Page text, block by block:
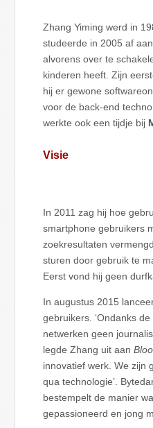
Zhang Yiming werd in
studeerde in 2005 af
alvorens over te
kinderen heeft. Zijn
hij er gewone
voor de back-end
werkte ook een tijdje bij
Visie
In 2011 zag hij hoe
smartphone gebruikers
zoekresultaten
sturen door gebruik te
Eerst vond hij geen
In augustus 2015
gebruikers. ‘Ondanks
netwerken geen
legde Zhang uit aan
innovatief werk. We zijn
qua technologie’.
bestempelt de manier
gepassioneerd en jong